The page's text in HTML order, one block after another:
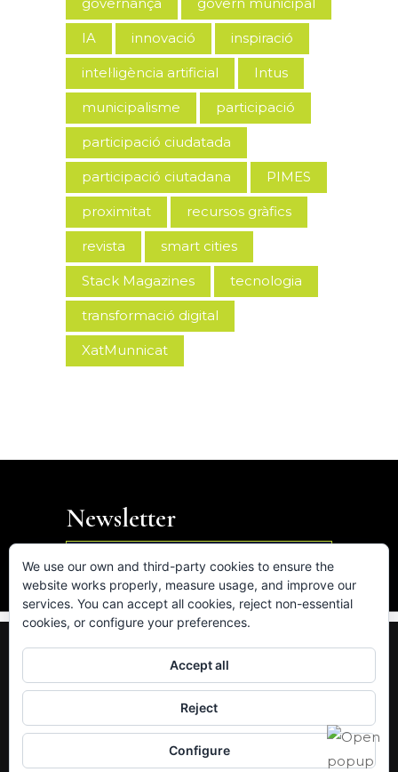
IA innovació inspiració
intel·ligència artificial Intus
municipalisme participació
participació ciudatada
participació ciutadana PIMES
proximitat recursos gràfics
revista smart cities
Stack Magazines tecnologia
transformació digital
XatMunnicat
Newsletter

IN.
Av. de les Corts Catalanes 5-7, 08731 Sant Cugat
del Vallès (Barcelona)
hola@intus.cat· Tel. 93.545.87.75
We use our own and third-party cookies to ensure the
website works properly, measure usage, and improve our
services. You can accept all cookies, reject non-essential
cookies, or configure your preferences.
Accept all
Reject
Configure